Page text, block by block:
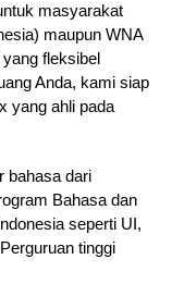
masyarakat
maupun WNA
fleksibel
Anda, kami siap
yang ahli pada
bahasa dari
Bahasa dan
seperti UI,
tinggi